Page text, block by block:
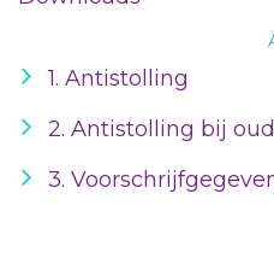
1. Antistolling
2. Antistolling bij
3.